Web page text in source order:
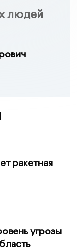
людей
ракетная
угрозы